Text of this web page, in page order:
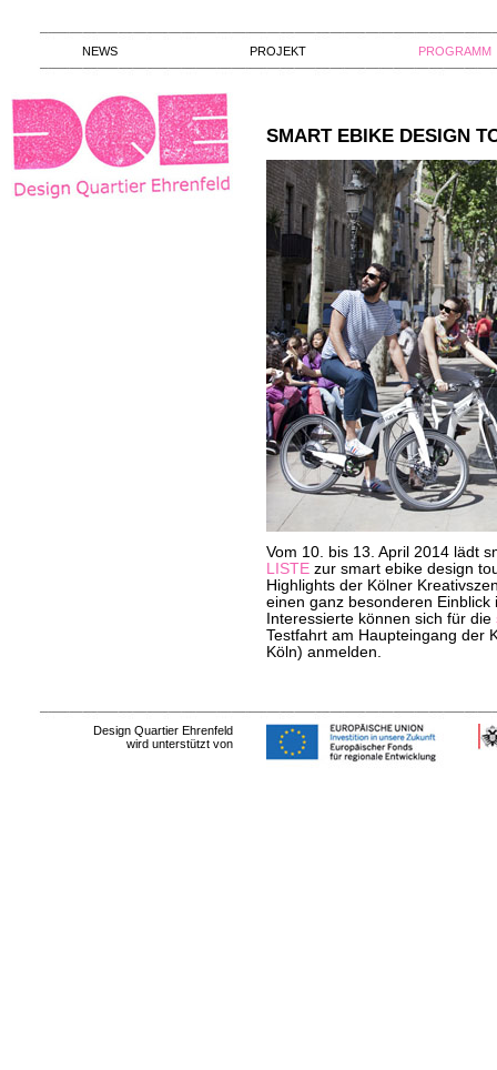
NEWS PROJEKT PROGRAMM
SMART EBIKE DESIGN
Vom 10. bis 13. April 2014 lädt
LISTE zur smart ebike design
Highlights der Kölner
einen ganz besonderen
Interessierte können sich für die
Testfahrt am Haupteingang der
Köln) anmelden.
Design Quartier Ehrenfeld
wird unterstützt von